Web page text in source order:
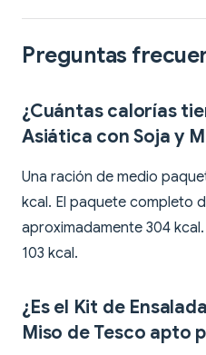
Preguntas
¿Cuántas calorías
Asiática con Soja y
Una ración de medio
kcal. El paquete completo
aproximadamente 304
103 kcal.
¿Es el Kit de
Miso de Tesco apto